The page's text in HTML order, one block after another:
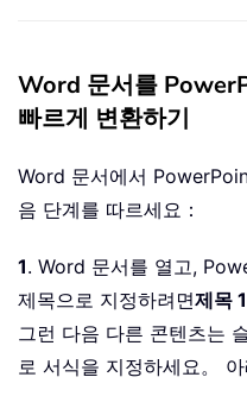
Word 문서를
빠르게 변환하기
Word 문서에서
음 단계를 따르세요：
1. Word 문서를 열고,
제목으로 지정하려면제목 1
그런 다음 다른 콘텐츠는
로 서식을 지정하세요。